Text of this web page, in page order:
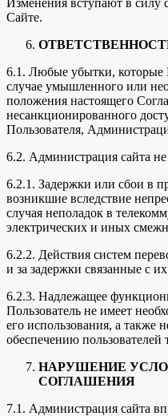
Изменения вступают в силу
Сайте.
6.1. Любые убытки, которые
случае умышленного или
положения настоящего
несанкционированного
Пользователя,
6.2. Администрация сайта не
6.2.1. Задержки или сбои в
возникшие вследствие
случая неполадок в
электрических и иных
6.2.2. Действия систем
и за задержки связанные с
6.2.3. Надлежащее
Пользователь не имеет
его использования, а также
обеспечению пользователей
НАРУШЕНИЕ
СОГЛАШЕНИЯ
7.1. Администрация сайта